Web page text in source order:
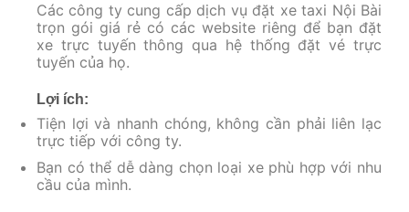
Các công ty cung cấp dịch vụ đặt xe taxi Nội Bài
trọn gói giá rẻ có các website riêng để bạn đặt
xe trực tuyến thông qua hệ thống đặt vé trực
tuyến của họ.
Lợi ích:
Tiện lợi và nhanh chóng, không cần phải liên lạc
trực tiếp với công ty.
Bạn có thể dễ dàng chọn loại xe phù hợp với nhu
cầu của mình.